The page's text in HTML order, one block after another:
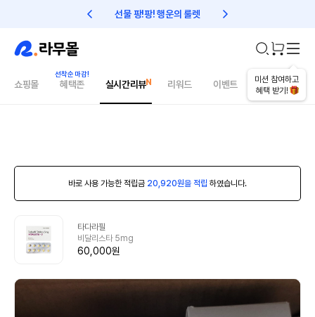
선물 팡!팡! 행운의 룰렛 친구초대 1만원 리워드!
미션 참여하고
혜택 받기!
쇼핑몰 혜택존 실시간리뷰 리워드 이벤트 건강매거진
바로 사용 가능한 적립금 20,920원을 적립 하였습니다.
타다라필
비달리스타 5mg
60,000원